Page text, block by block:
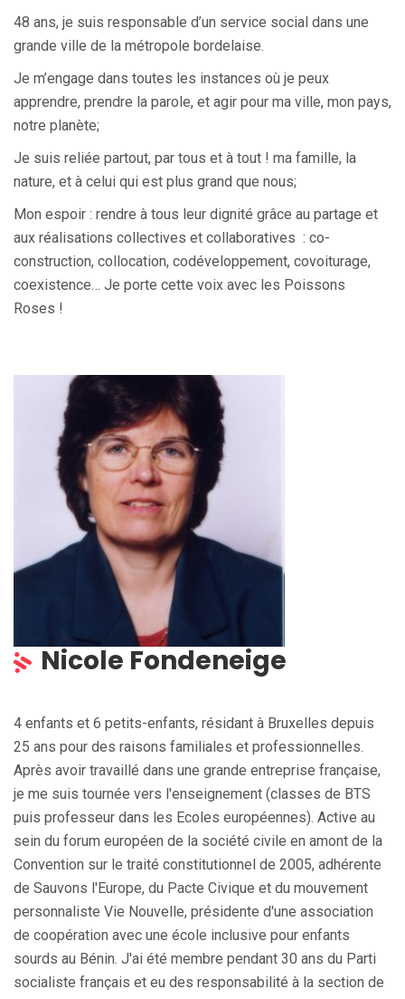
48 ans, je suis responsable d’un service social dans une
grande ville de la métropole bordelaise.
Je m’engage dans toutes les instances où je peux
apprendre, prendre la parole, et agir pour ma ville, mon pays,
notre planète;
Je suis reliée partout, par tous et à tout ! ma famille, la
nature, et à celui qui est plus grand que nous;
Mon espoir : rendre à tous leur dignité grâce au partage et
aux réalisations collectives et collaboratives : co-
construction, collocation, codéveloppement, covoiturage,
coexistence… Je porte cette voix avec les Poissons
Roses !
Nicole Fondeneige
4 enfants et 6 petits-enfants, résidant à Bruxelles depuis
25 ans pour des raisons familiales et professionnelles.
Après avoir travaillé dans une grande entreprise française,
je me suis tournée vers l'enseignement (classes de BTS
puis professeur dans les Ecoles européennes). Active au
sein du forum européen de la société civile en amont de la
Convention sur le traité constitutionnel de 2005, adhérente
de Sauvons l'Europe, du Pacte Civique et du mouvement
personnaliste Vie Nouvelle, présidente d'une association
de coopération avec une école inclusive pour enfants
sourds au Bénin. J'ai été membre pendant 30 ans du Parti
socialiste français et eu des responsabilité à la section de